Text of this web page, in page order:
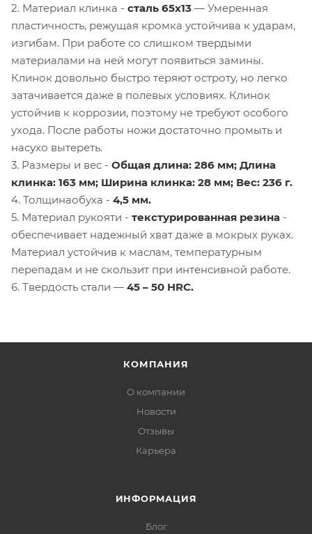
2. Материал клинка - сталь 65х13 — Умеренная
пластичность, режущая кромка устойчива к ударам,
изгибам. При работе со слишком твердыми
материалами на ней могут появиться замины.
Клинок довольно быстро теряют остроту, но легко
затачивается даже в полевых условиях. Клинок
устойчив к коррозии, поэтому не требуют особого
ухода. После работы ножи достаточно промыть и
насухо вытереть.
3. Размеры и вес - Общая длина: 286 мм; Длина
клинка: 163 мм; Ширина клинка: 28 мм; Вес: 236 г.
4. Толщинаобуха - 4,5 мм.
5. Материал рукояти - текстурированная резина -
обеспечивает надежный хват даже в мокрых руках.
Материал устойчив к маслам, температурным
перепадам и не скользит при интенсивной работе.
6. Твердость стали — 45 – 50 HRC.
КОМПАНИЯ
О компании
Новости
Отзывы
Карьера
ИНФОРМАЦИЯ
Блог